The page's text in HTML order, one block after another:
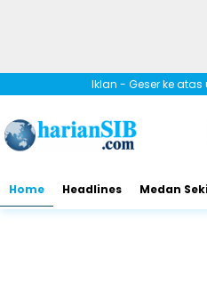
Iklan - Geser ke
Home Headlines Medan